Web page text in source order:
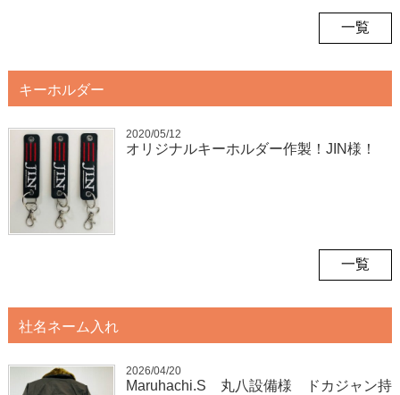
一覧
キーホルダー
2020/05/12
オリジナルキーホルダー作製！JIN様！
一覧
社名ネーム入れ
2026/04/20
Maruhachi.S 丸八設備様 ドカジャン持